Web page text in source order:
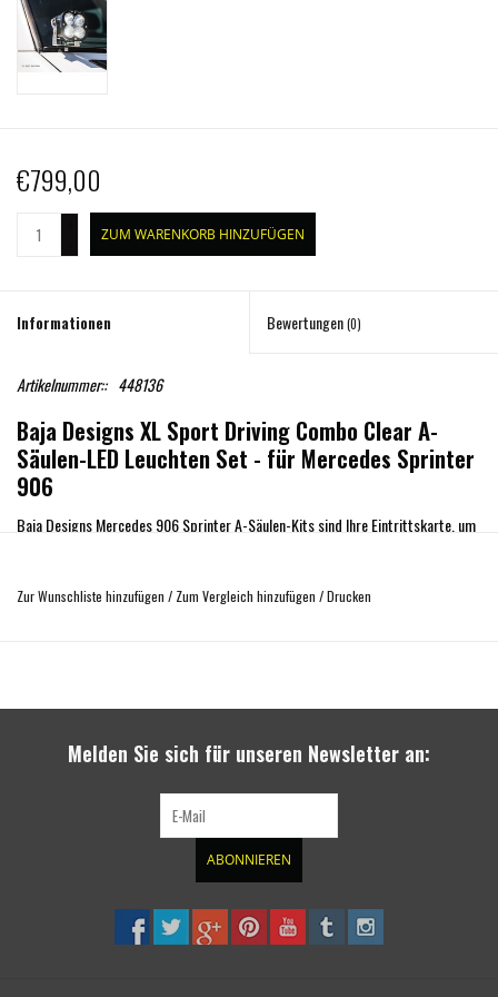
€799,00
ZUM WARENKORB HINZUFÜGEN
Informationen Bewertungen(0)
Artikelnummer:: 448136
Baja Designs XL Sport Driving Combo Clear A-
Säulen-LED Leuchten Set - für Mercedes Sprinter
906
Baja Designs Mercedes 906 Sprinter A-Säulen-Kits sind Ihre Eintrittskarte, um
zu ihren Bedürfnissen passt. Egal, ob Sie sich für unsere XL-Serie oder unsere
Das XL Sport-Setup umfasst Folgendes:
(2) A-Säulen-Halterungen
Technische Daten für XL Sport (pro Leuchte):
Zur Wunschliste hinzufügen / Zum Vergleich hinzufügen /Drucken
Melden Sie sich für unseren Newsletter an:
ABONNIEREN